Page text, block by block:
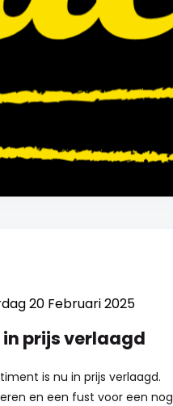
20 Februari 2025
in prijs verlaagd
is nu in prijs verlaagd.
en een fust voor een nog